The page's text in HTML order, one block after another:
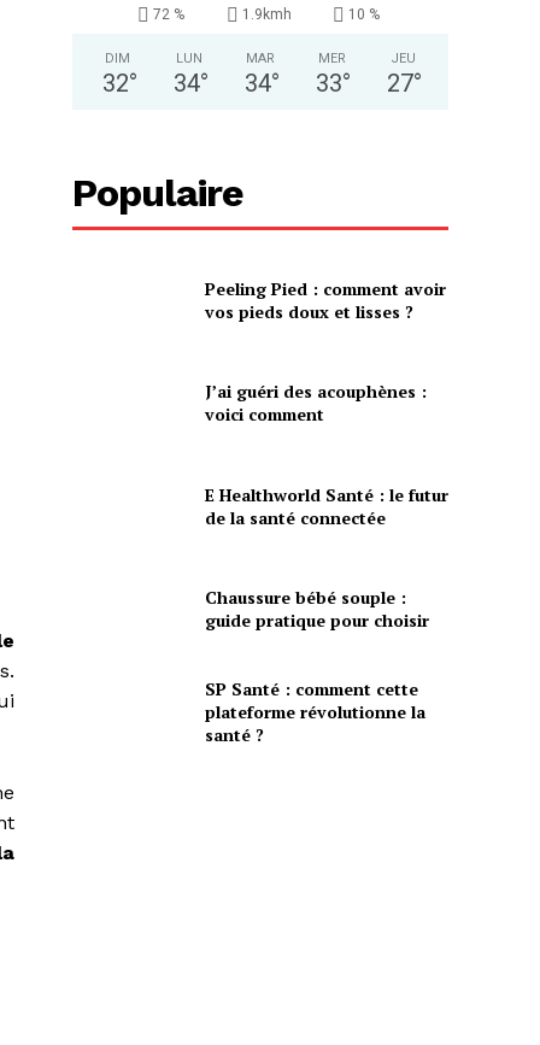
72 % 1.9kmh 10 %
DIM
32°
LUN
34°
MAR
34°
MER
33°
JEU
27°
Populaire
Peeling Pied : comment avoir
vos pieds doux et lisses ?
J’ai guéri des acouphènes :
voici comment
E Healthworld Santé : le futur
de la santé connectée
Chaussure bébé souple :
guide pratique pour choisir
SP Santé : comment cette
plateforme révolutionne la
santé ?